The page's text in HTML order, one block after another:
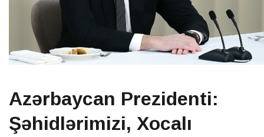
Azərbaycan Prezidenti:
Şəhidlərimizi, Xocalı